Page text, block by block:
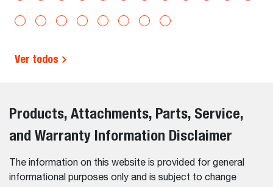
Ver todos
Products, Attachments, Parts, Service,
and Warranty Information Disclaimer
The information on this website is provided for general
informational purposes only and is subject to change